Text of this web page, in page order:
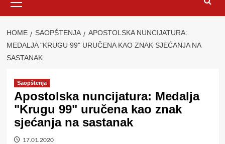
Menu
HOME SAOPŠTENJA
APOSTOLSKA NUNCIJATURA:
MEDALJA "KRUGU 99" URUČENA KAO ZNAK SJEĆANJA NA
SASTANAK
Saopštenja
Apostolska nuncijatura: Medalja
"Krugu 99" uručena kao znak
sjećanja na sastanak
17.01.2020